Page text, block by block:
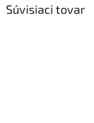
Súvisiaci tovar